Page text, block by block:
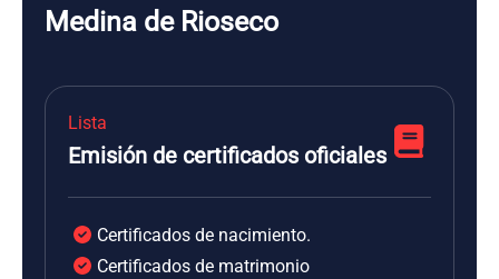
Medina de Rioseco
Lista
Emisión de certificados oficiales
Certificados de nacimiento.
Certificados de matrimonio